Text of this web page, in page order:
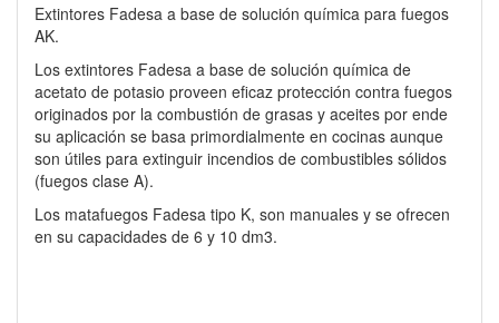
Extintores Fadesa a base de solución química para fuegos
AK.
Los extintores Fadesa a base de solución química de
acetato de potasio proveen eficaz protección contra fuegos
originados por la combustión de grasas y aceites por ende
su aplicación se basa primordialmente en cocinas aunque
son útiles para extinguir incendios de combustibles sólidos
(fuegos clase A).
Los matafuegos Fadesa tipo K, son manuales y se ofrecen
en su capacidades de 6 y 10 dm3.